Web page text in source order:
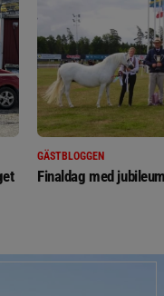
GÄSTBLOGGEN
Finaldag med